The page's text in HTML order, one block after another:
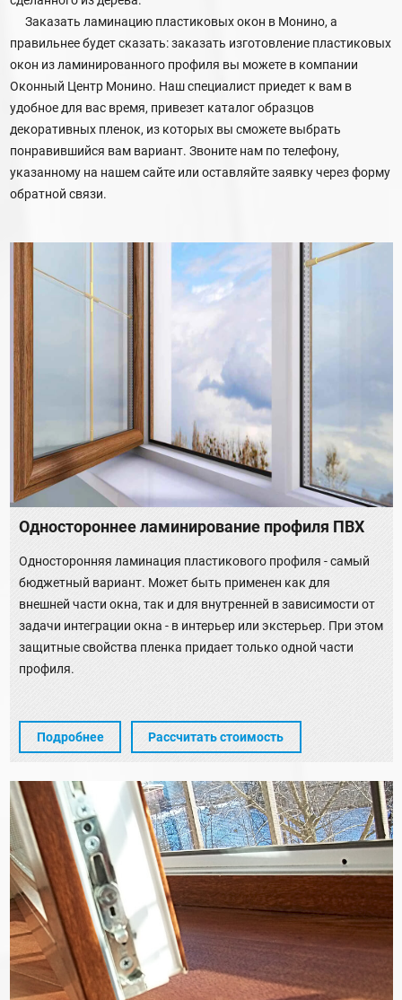
Заказать ламинацию пластиковых окон в Монино, а
правильнее будет сказать: заказать изготовление пластиковых
окон из ламинированного профиля вы можете в компании
Оконный Центр Монино. Наш специалист приедет к вам в
удобное для вас время, привезет каталог образцов
декоративных пленок, из которых вы сможете выбрать
понравившийся вам вариант. Звоните нам по телефону,
указанному на нашем сайте или оставляйте заявку через форму
обратной связи.
Одностороннее ламинирование профиля ПВХ
Односторонняя ламинация пластикового профиля - самый
бюджетный вариант. Может быть применен как для
внешней части окна, так и для внутренней в зависимости от
задачи интеграции окна - в интерьер или экстерьер. При этом
защитные свойства пленка придает только одной части
профиля.
Подробнее Рассчитать стоимость